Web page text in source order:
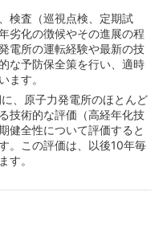
検査（巡視点検、定期試
劣化の徴候やその進展の程
電所の運転経験や最新の技
な予防保全策を行い、適時
ます。
、原子力発電所のほとんど
技術的な評価（高経年化技
健全性について評価すると
。この評価は、以後10年毎
す。